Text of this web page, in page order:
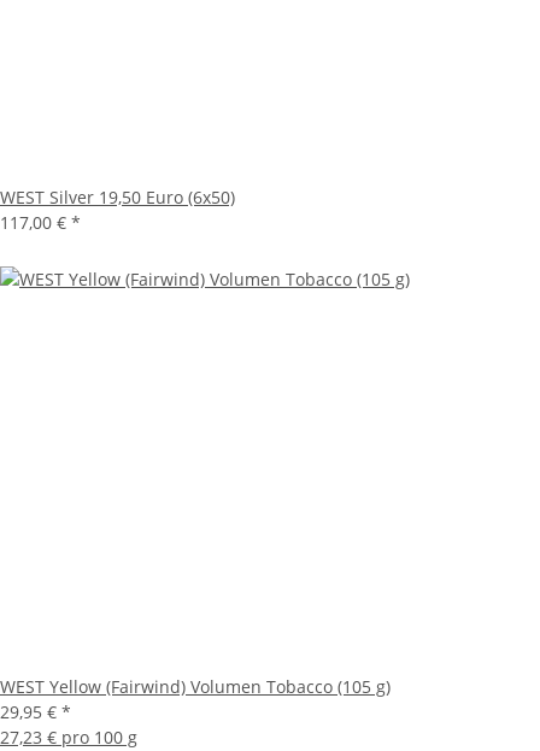
WEST Silver 19,50 Euro (6x50)
117,00 € *
WEST Yellow (Fairwind) Volumen Tobacco (105 g)
29,95 € *
27,23 € pro 100 g